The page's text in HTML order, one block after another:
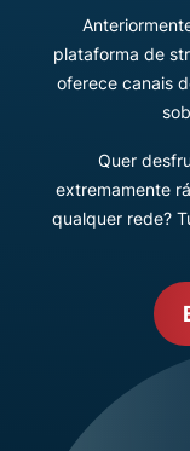
plataforma de
oferece canais
Quer
extremamente
qualquer rede?